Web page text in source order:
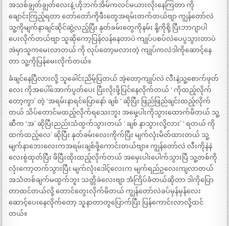
အသစ်ချွတ်ချွတ်လေးနဲ့ ဟိုဘက်အိမ်ကလင်မယားလိုးနေကြတာ ကို
ချောင်းကြည့်ရတာ တော်တော်ကိုဖီးတွေအရမ်းတက်တယ်ဗျာ ကျွန်တော်လဲ
သူ့ကိုမျက်နာချင်ဆိုင်ဆွဲ့လည့်ပြီး နုတ်ခမ်းတွေကိုနမ်း နို့ကိုစို့ ပြီးဘာဂျာပါ
ပေးလိုက်တယ်ဗျာ သူဆိုကော့ပြန်လန်နေတာပဲ ကျုပ်ပစပ်လဲပေပွသွားတာပဲ
အဲမှာသူကမေးလာတယ် ကို လုပ်တော့မလားတဲ့ ကျုပ်ကလဲဒါကိုဆောင့်နေ
တာ သူ့ကိုပြန်မေးလိုက်တယ်။
ခံချင်နေပြီလားလို့ သူခေါင်းညိမ့်ပြတယ် အဲ့တော့ကျုပ်လဲ လီးနဲ့သူ့စောက်ဖုတ်
လေး ကိုအပေါ်အောက်ပွတ်ပေး ပြီးလိုးဖို့ပြင်နေလိုက်တယ် ‘ ကိုထည့်လိုက်
တော့ကွာ’ တဲ့ ‘အရမ်းနာရင်ပြောနော် ချစ် ‘ ဆိုပြီး ဖြည်ဖြည်ချင်းထည့်လိုက်
တယ် သိပ်တောင်မထည့်လိုက်ရသေးဘူး အမှေ့ပါးကိုသွားထောက်မိတယ် သူ့
ဆီက ‘အ’ ဆိုပြီးညည်းသံထွက်သွားတယ် ‘ ချစ် နာသွားလို့လား’ ‘ ရတယ် ကို
ထက်ထည့်လေ’ ဆိုပြီး နုတ်ခမ်းလေးကိုက်ပြီး မျက်လုံးမိတ်ထားတယ် သူ့
မျက်နာဘေးလေးကအရမ်းချစ်ဖို့ကောင်းတယ်ဗျာ။ ကျွန်တော်လဲ လီးကိုနဲနဲ
လေးစွဲထုတ်ပြီး ဖိပြီးထိုးထည့်လိုက်တယ် အမှေးပါးပေါက်သွားပြီ သူ့တစ်ကို
လုံးကော့တက်သွားပြီး မျက်လုံးဒေါင့်လေးက မျက်ရည်ဥလေးကျလာတယ်
အသံတစ်ချက်မထွက်ဘူး သတ္တိခဲလေးဗျာ အံကြိပ်ခံတယ်ဆိုတာ ဒါကိုပြော
တာထင်တယ်လို့ တောင်တွေးလိုက်မိတယ် ကျွန်တော်လဲခပ်မှန်မှန်လေး
ဆောင့်ပေးနေလိုက်တော့ သူနာတာတွပြောက်ပြီး ပြန်ကောင်းလာလို့ထင်
တယ်။